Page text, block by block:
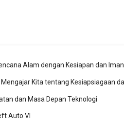
Alam dengan Kesiapan dan Iman
dan Masa Depan Teknologi
Auto VI